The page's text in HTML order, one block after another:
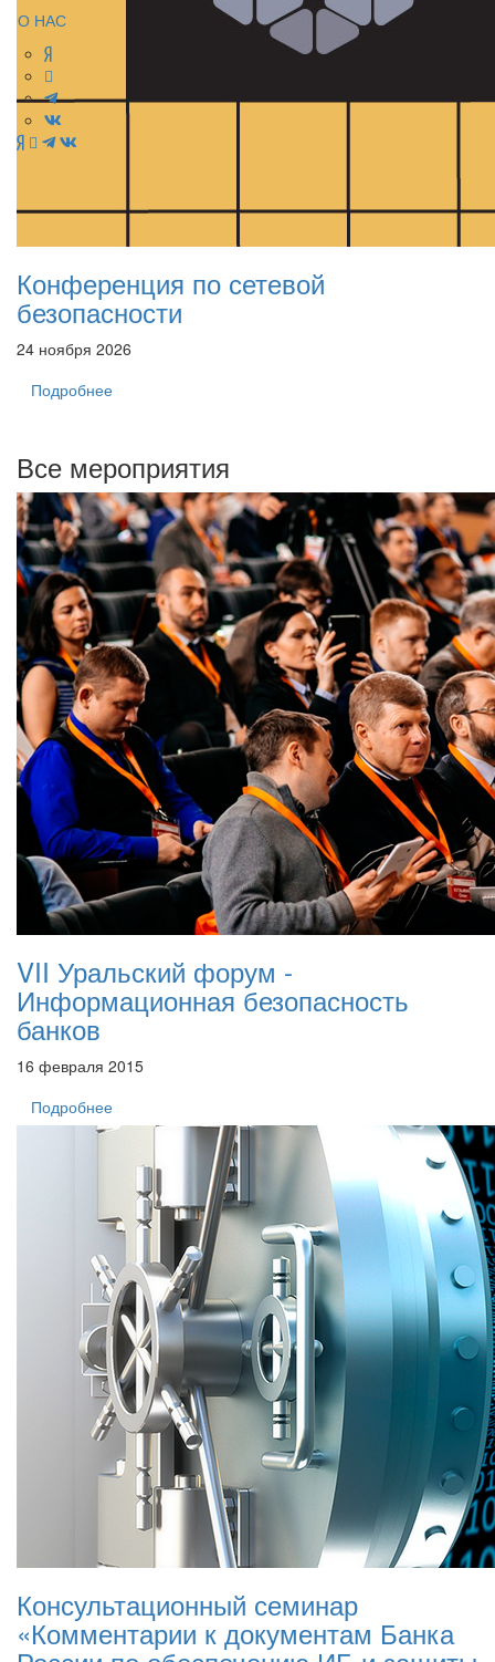
О НАС
Конференция по сетевой
безопасности
24 ноября 2026
Подробнее
Все мероприятия
VII Уральский форум -
Информационная безопасность
банков
16 февраля 2015
Подробнее
Консультационный семинар
«Комментарии к документам Банка